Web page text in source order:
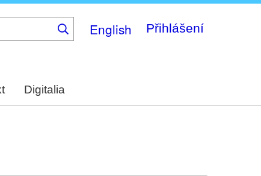
English Přihlášení
Digitalia